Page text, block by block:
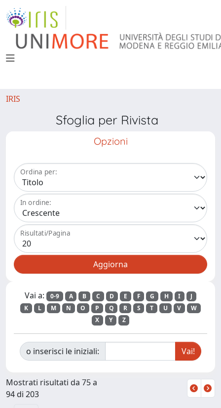
IRIS
Sfoglia per Rivista
Opzioni
Ordina per:
In ordine:
Risultati/Pagina
Vai a: 0-9 A B C D E F G H I
J
K
L M N O P Q R S T U V
W
X
Y Z
o inserisci le iniziali:
Mostrati risultati da 75 a
94 di 203